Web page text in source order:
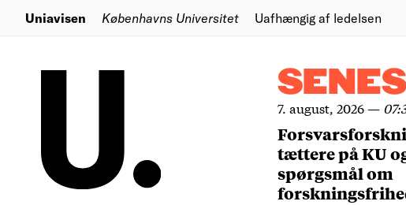
Uniavisen Københavns Universitet Uafhængig af ledelsen
7. august, 2026—
tættere på KU
spørgsmål om